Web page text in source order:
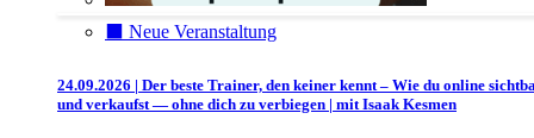
⬛️ Neue Veranstaltung
24.09.2026 | Der beste Trainer, den keiner kennt – Wie du online
und verkaufst — ohne dich zu verbiegen | mit Isaak Kesmen